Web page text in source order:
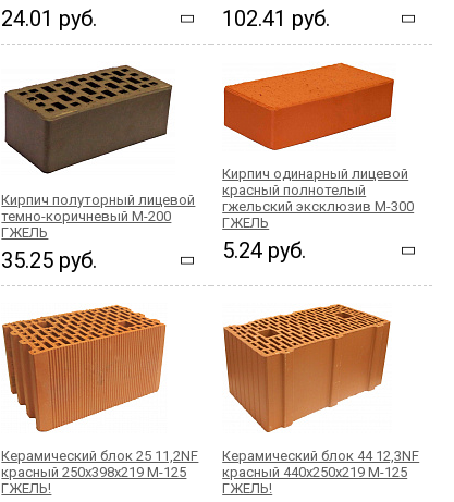
24.01 руб. 102.41 руб.
Кирпич полуторный лицевой
темно-коричневый М-200
ГЖЕЛЬ
35.25 руб.
Кирпич одинарный лицевой
красный полнотелый
гжельский эксклюзив М-300
ГЖЕЛЬ
5.24 руб.
Керамический блок 25 11,2NF
красный 250x398x219 М-125
ГЖЕЛЬ!
Керамический блок 44 12,3NF
красный 440x250x219 М-125
ГЖЕЛЬ!